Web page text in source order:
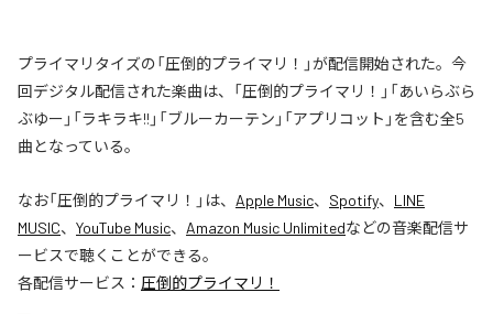
プライマリタイズの「圧倒的プライマリ！」が配信開始された。今
回デジタル配信された楽曲は、「圧倒的プライマリ！」「あいらぶら
ぶゆー」「ラキラキ!!」「ブルーカーテン」「アプリコット」を含む全5
曲となっている。
なお「圧倒的プライマリ！ 」は、 Apple Music、 Spotify、 LINE
MUSIC、 YouTube Music、 Amazon Music Unlimitedなどの音楽配信サ
ービスで聴くことができる。
各配信サービス： 圧倒的プライマリ！